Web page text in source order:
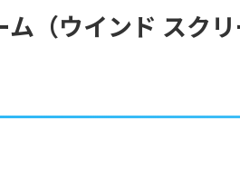
ム（ウインド スク